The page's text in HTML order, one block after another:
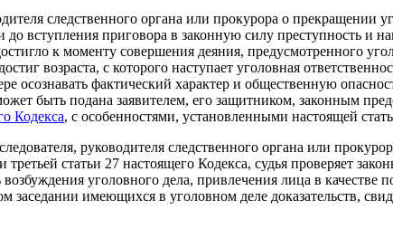
следственного органа или прокурора о прекращении
до вступления приговора в законную силу преступность и
к моменту совершения деяния, предусмотренного
возраста, с которого наступает уголовная
осознавать фактический характер и общественную
быть подана заявителем, его защитником, законным
Кодекса, с особенностями, установленными настоящей
руководителя следственного органа или
статьи 27 настоящего Кодекса, судья проверяет
уголовного дела, привлечения лица в
имеющихся в уголовном деле доказательств,